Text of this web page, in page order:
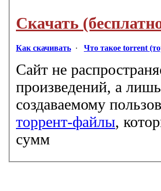
Скачать
Как скачивать · Что такое torrent
Сайт не
произведений, а
создаваемому
торрент-файлы,
сумм